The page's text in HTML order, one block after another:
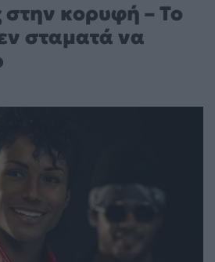
στην κορυφή – Το
σταματά να